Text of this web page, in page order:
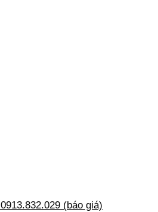
0913.832.029 (báo giá)